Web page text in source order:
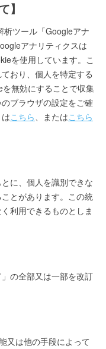
】
析ツール「Googleアナ
アナリティクスは
を使用しています。こ
おり、個人を特定する
無効にすることで収集
ブラウザの設定をご確
こちら、またはこちら
に、個人を識別できな
とがあります。この統
利用できるものとしま
の全部又は一部を改訂
又は他の手段によって